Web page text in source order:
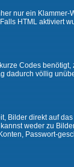
nur ein
HTML
Codes
völlig
Bilder direkt auf
weder zu
Passwort-